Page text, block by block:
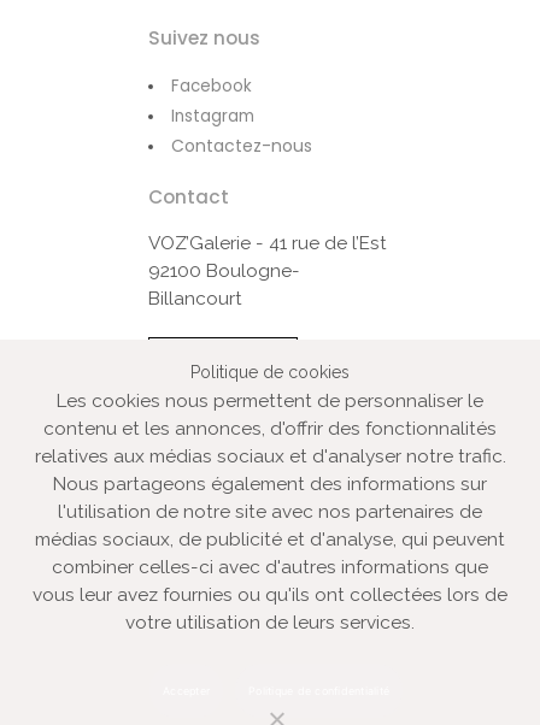
Suivez nous
Facebook
Instagram
Contactez-nous
Contact
VOZ’Galerie - 41 rue de l’Est
92100 Boulogne-
Billancourt
Contactez-nous
© VOZ‘Galerie 2022
VOZ‘Galerie
VOZ‘Image
Mentions légales
Plan du site
Galerie d’art spécialisée dans la photographie
Politique de cookies
Les cookies nous permettent de personnaliser le
contenu et les annonces, d'offrir des fonctionnalités
relatives aux médias sociaux et d'analyser notre trafic.
Nous partageons également des informations sur
l'utilisation de notre site avec nos partenaires de
médias sociaux, de publicité et d'analyse, qui peuvent
combiner celles-ci avec d'autres informations que
vous leur avez fournies ou qu'ils ont collectées lors de
votre utilisation de leurs services.